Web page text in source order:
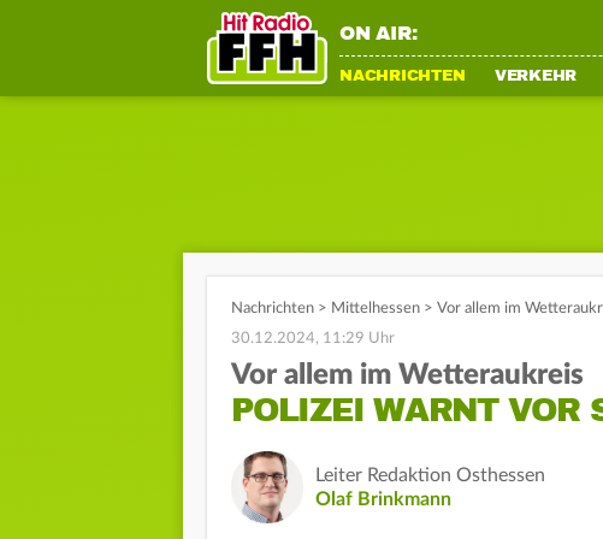
ON AIR:
NACHRICHTEN VERKEHR
Nachrichten > Mittelhessen > Vor allem im
30.12.2024, 11:29 Uhr
Vor allem im Wetteraukreis
POLIZEI WARNT VOR
Leiter Redaktion Osthessen
Olaf Brinkmann